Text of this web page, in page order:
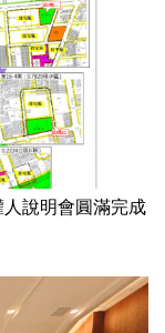
說明會圓滿完成